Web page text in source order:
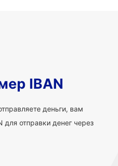
IBAN
деньги, вам
отправки денег через